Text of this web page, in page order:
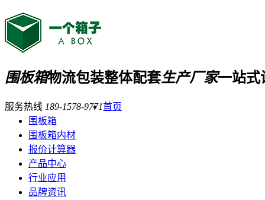
围板箱物流包装整体配套生产厂家一站式
服务热线 189-1578-9771首页
围板箱
围板箱内材
报价计算器
产品中心
行业应用
品牌资讯